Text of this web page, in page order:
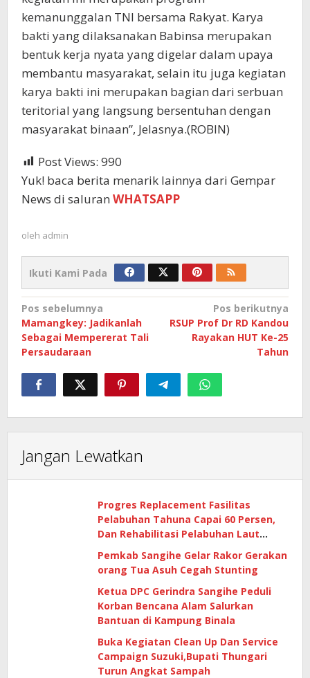
kemanunggalan TNI bersama Rakyat. Karya
bakti yang dilaksanakan Babinsa merupakan
bentuk kerja nyata yang digelar dalam upaya
membantu masyarakat, selain itu juga kegiatan
karya bakti ini merupakan bagian dari serbuan
teritorial yang langsung bersentuhan dengan
masyarakat binaan”, Jelasnya.(ROBIN)
Post Views: 990
Yuk! baca berita menarik lainnya dari Gempar
News di saluran WHATSAPP
oleh admin
Ikuti Kami Pada
Navigasi
pos
Pos sebelumnya
Mamangkey: Jadikanlah
Sebagai Mempererat Tali
Persaudaraan
Pos berikutnya
RSUP Prof Dr RD Kandou
Rayakan HUT Ke-25
Tahun
Jangan Lewatkan
Progres Replacement Fasilitas
Pelabuhan Tahuna Capai 60 Persen,
Dan Rehabilitasi Pelabuhan Laut
Pemkab Sangihe Gelar Rakor Gerakan
orang Tua Asuh Cegah Stunting
Ketua DPC Gerindra Sangihe Peduli
Korban Bencana Alam Salurkan
Bantuan di Kampung Binala
Buka Kegiatan Clean Up Dan Service
Campaign Suzuki,Bupati Thungari
Turun Angkat Sampah